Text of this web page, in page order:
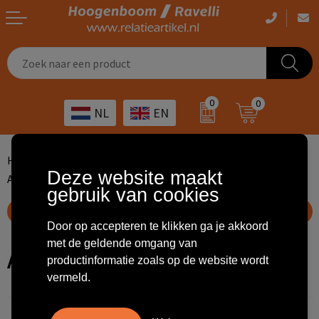
NL EN
0 0
Giveaways
Home & living
Tassen
Office
Werkkleding
Overig
Outdoor artikelen bedrukken
Transport
Kunst & cultuur
Kinderopvang
Home
Anti-stress munten
Anti-stress munten
Deze website maakt
gebruik van cookies
Door op accepteren te klikken ga je akkoord
met de geldende omgang van
productinformatie zoals op de website wordt
vermeld.